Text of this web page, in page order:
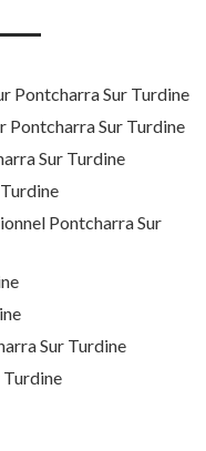
Pontcharra Sur Turdine
Pontcharra Sur Turdine
Sur Turdine
Pontcharra Sur
Sur Turdine